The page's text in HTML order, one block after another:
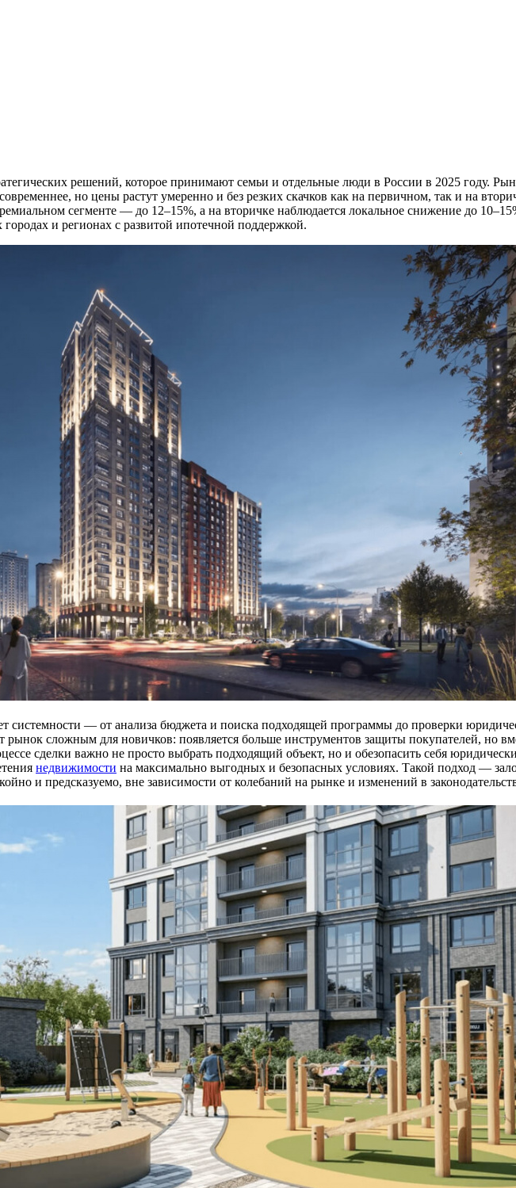
решений, которое принимают семьи и отдельные люди в России в 2025 году.
но цены растут умеренно и без резких скачков как на первичном, так и на
сегменте — до 12–15%, а на вторичке наблюдается локальное снижение до
и регионах с развитой ипотечной поддержкой.
системности — от анализа бюджета и поиска подходящей программы до проверки
рынок сложным для новичков: появляется больше инструментов защиты покупателей, но
сделки важно не просто выбрать подходящий объект, но и обезопасить себя
недвижимости на максимально выгодных и безопасных условиях. Такой подход —
и предсказуемо, вне зависимости от колебаний на рынке и изменений в